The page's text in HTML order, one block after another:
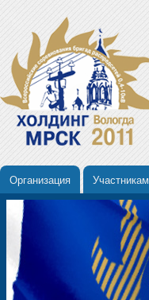
Организация Участникам